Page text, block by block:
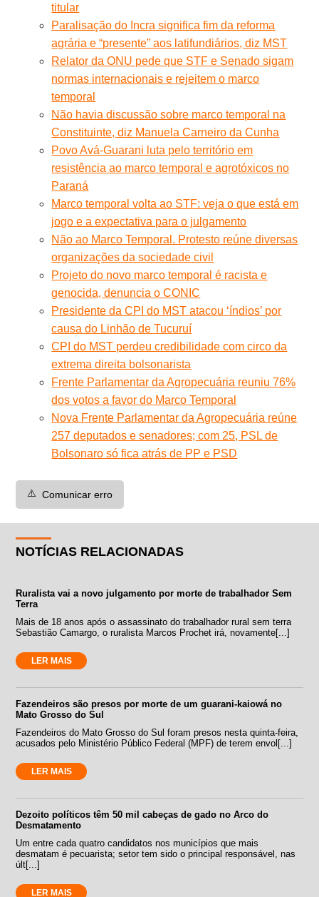
titular
Paralisação do Incra significa fim da reforma
agrária e “presente” aos latifundiários, diz MST
Relator da ONU pede que STF e Senado sigam
normas internacionais e rejeitem o marco
temporal
Não havia discussão sobre marco temporal na
Constituinte, diz Manuela Carneiro da Cunha
Povo Avá-Guarani luta pelo território em
resistência ao marco temporal e agrotóxicos no
Paraná
Marco temporal volta ao STF: veja o que está em
jogo e a expectativa para o julgamento
Não ao Marco Temporal. Protesto reúne diversas
organizações da sociedade civil
Projeto do novo marco temporal é racista e
genocida, denuncia o CONIC
Presidente da CPI do MST atacou ‘índios’ por
causa do Linhão de Tucuruí
CPI do MST perdeu credibilidade com circo da
extrema direita bolsonarista
Frente Parlamentar da Agropecuária reuniu 76%
dos votos a favor do Marco Temporal
Nova Frente Parlamentar da Agropecuária reúne
257 deputados e senadores; com 25, PSL de
Bolsonaro só fica atrás de PP e PSD
⚠️ Comunicar erro
NOTÍCIAS RELACIONADAS
Ruralista vai a novo julgamento por morte de trabalhador Sem
Terra
Mais de 18 anos após o assassinato do trabalhador rural sem terra
Sebastião Camargo, o ruralista Marcos Prochet irá, novamente[...]
LER MAIS
Fazendeiros são presos por morte de um guarani-kaiowá no
Mato Grosso do Sul
Fazendeiros do Mato Grosso do Sul foram presos nesta quinta-feira,
acusados pelo Ministério Público Federal (MPF) de terem envol[...]
LER MAIS
Dezoito políticos têm 50 mil cabeças de gado no Arco do
Desmatamento
Um entre cada quatro candidatos nos municípios que mais
desmatam é pecuarista; setor tem sido o principal responsável, nas
últ[...]
LER MAIS